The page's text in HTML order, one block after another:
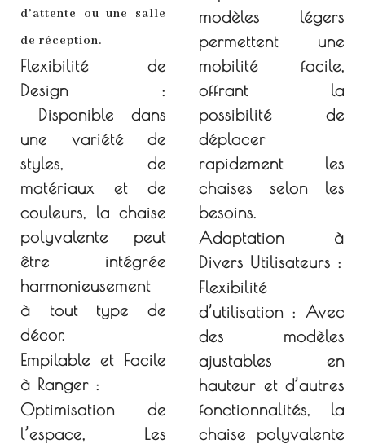
d’attente ou une salle
de réception.
Flexibilité de
Design :
Disponible dans
une variété de
styles, de
matériaux et de
couleurs, la chaise
polyvalente peut
être intégrée
harmonieusement
à tout type de
décor.
Empilable et Facile
à Ranger :
Optimisation de
l’espace, Les
modèles légers
permettent une
mobilité facile,
offrant la
possibilité de
déplacer
rapidement les
chaises selon les
besoins.
Adaptation à
Divers Utilisateurs :
Flexibilité
d’utilisation : Avec
des modèles
ajustables en
hauteur et d’autres
fonctionnalités, la
chaise polyvalente